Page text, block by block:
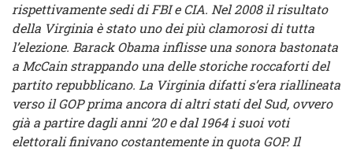
rispettivamente sedi di FBI e CIA. Nel 2008 il risultato
della Virginia è stato uno dei più clamorosi di tutta
l’elezione. Barack Obama inflisse una sonora bastonata
a McCain strappando una delle storiche roccaforti del
partito repubblicano. La Virginia difatti s’era riallineata
verso il GOP prima ancora di altri stati del Sud, ovvero
già a partire dagli anni ’20 e dal 1964 i suoi voti
elettorali finivano costantemente in quota GOP. Il